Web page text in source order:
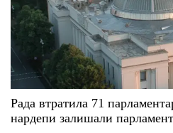
Рада втратила 71
нардепи залишали парламент